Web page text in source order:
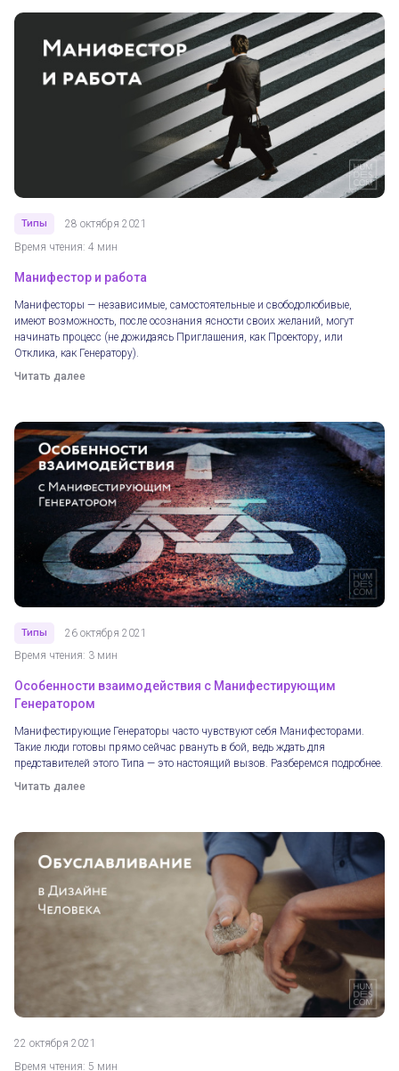
Типы
28 октября 2021
Время чтения: 4 мин
Манифестор и работа
Манифесторы — независимые, самостоятельные и свободолюбивые,
имеют возможность, после осознания ясности своих желаний, могут
начинать процесс (не дожидаясь Приглашения, как Проектору, или
Отклика, как Генератору).
Читать далее
Типы
26 октября 2021
Время чтения: 3 мин
Особенности взаимодействия с Манифестирующим
Генератором
Манифестирующие Генераторы часто чувствуют себя Манифесторами.
Такие люди готовы прямо сейчас рвануть в бой, ведь ждать для
представителей этого Типа — это настоящий вызов. Разберемся подробнее.
Читать далее
22 октября 2021
Время чтения: 5 мин